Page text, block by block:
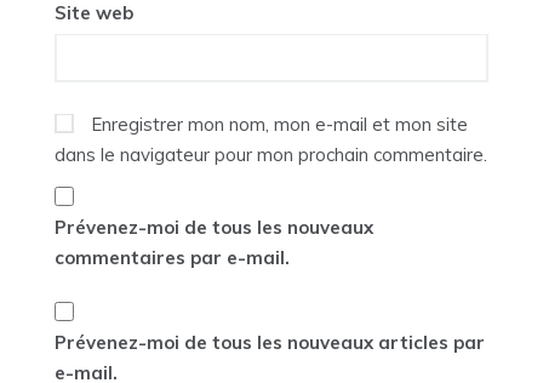
Site web
Enregistrer mon nom, mon e-mail et mon site
dans le navigateur pour mon prochain commentaire.
Prévenez-moi de tous les nouveaux
commentaires par e-mail.
Prévenez-moi de tous les nouveaux articles par
e-mail.